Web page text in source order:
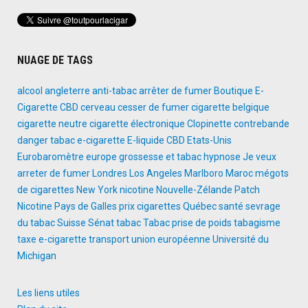
NUAGE DE TAGS
alcool angleterre anti-tabacarrêter de fumer Boutique E-
Cigarette CBD cerveau cesser de fumercigarette belgique
cigarette neutre cigarette électronique Clopinette contrebande
danger tabace-cigarette E-liquide CBD Etats-Unis
Eurobaromètre europe grossesse et tabac hypnose Je veux
arreter de fumer Londres Los Angeles Marlboro Marocmégots
de cigarettes New Yorknicotine Nouvelle-Zélande Patch
Nicotine Pays de Galles prix cigarettes Québecsanté sevrage
du tabacSuisse SénattabacTabac prise de poids tabagisme
taxe e-cigarette transportunion européenne Université du
Michigan
Les liens utiles